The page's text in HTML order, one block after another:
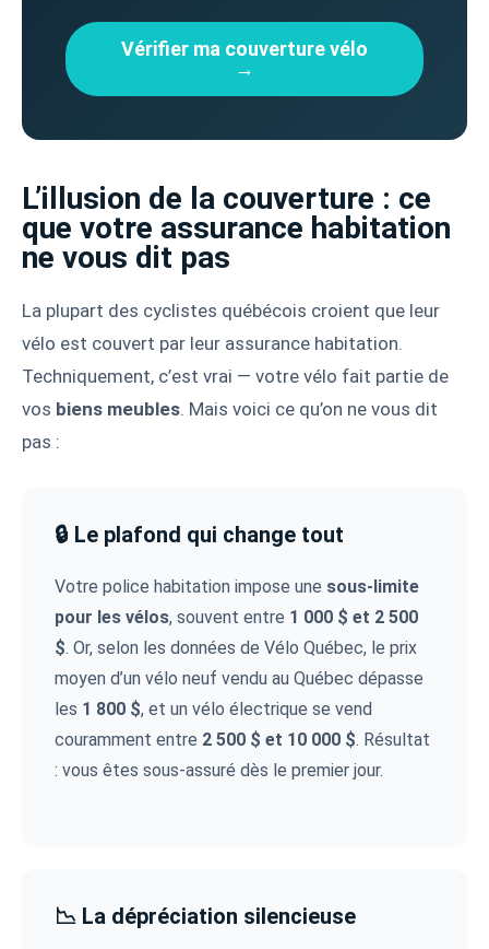
Vérifier ma couverture vélo
→
L’illusion de la couverture : ce
que votre assurance habitation
ne vous dit pas
La plupart des cyclistes québécois croient que leur
vélo est couvert par leur assurance habitation.
Techniquement, c’est vrai — votre vélo fait partie de
vos biens meubles. Mais voici ce qu’on ne vous dit
pas :
🔒 Le plafond qui change tout
Votre police habitation impose une sous-limite
pour les vélos, souvent entre 1 000 $ et 2 500
$. Or, selon les données de Vélo Québec, le prix
moyen d’un vélo neuf vendu au Québec dépasse
les 1 800 $, et un vélo électrique se vend
couramment entre 2 500 $ et 10 000 $. Résultat
: vous êtes sous-assuré dès le premier jour.
📉 La dépréciation silencieuse